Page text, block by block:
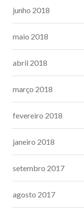
junho 2018
maio 2018
abril 2018
março 2018
fevereiro 2018
janeiro 2018
setembro 2017
agosto 2017